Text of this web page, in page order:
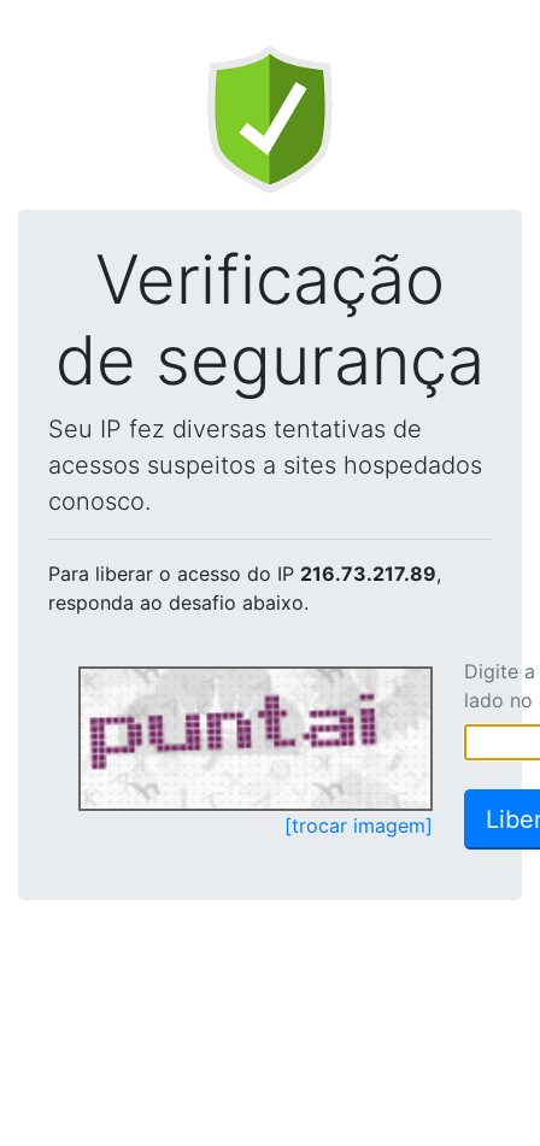
Verificação
de segurança
Seu IP fez diversas tentativas de
acessos suspeitos a sites hospedados
conosco.
Para liberar o acesso do IP 216.73.217.89,
responda ao desafio abaixo.
[trocar imagem]
Digite
lado no